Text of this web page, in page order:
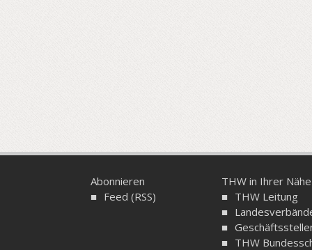
Abonnieren
Feed (RSS)
THW in Ihrer Nähe
THW Leitung
THW